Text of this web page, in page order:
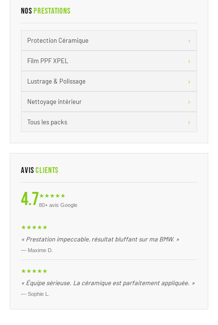
NosPrestations
Protection Céramique ›
Film PPF XPEL ›
Lustrage & Polissage ›
Nettoyage intérieur ›
Tous les packs ›
AvisClients
4.7★★★★★
80+ avis Google
★★★★★
« Prestation impeccable, résultat bluffant sur ma BMW. »
— Maxime D.
★★★★★
« Équipe sérieuse. La céramique est parfaitement appliquée. »
— Sophie L.